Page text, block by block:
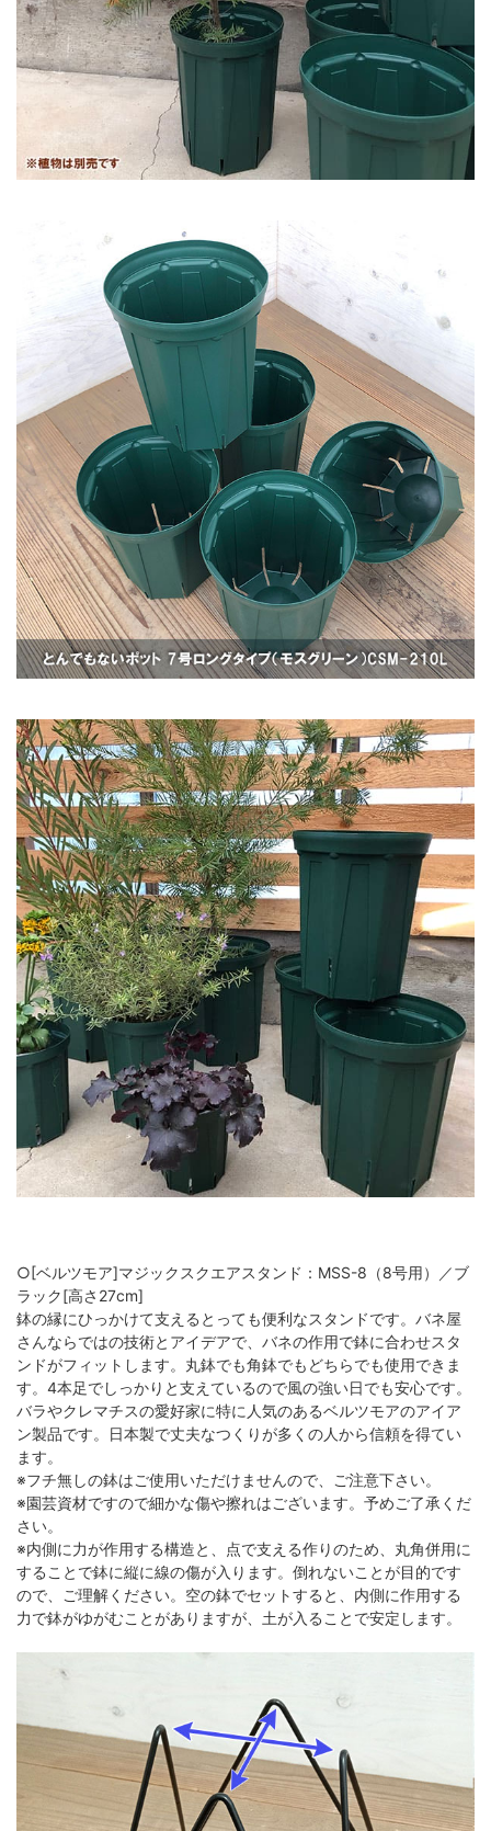
○[ベルツモア]マジックスクエアスタンド：MSS-8（8号用）／ブ
ラック[高さ27cm]
鉢の縁にひっかけて支えるとっても便利なスタンドです。バネ屋
さんならではの技術とアイデアで、バネの作用で鉢に合わせスタ
ンドがフィットします。丸鉢でも角鉢でもどちらでも使用できま
す。4本足でしっかりと支えているので風の強い日でも安心です。
バラやクレマチスの愛好家に特に人気のあるベルツモアのアイア
ン製品です。日本製で丈夫なつくりが多くの人から信頼を得てい
ます。
※フチ無しの鉢はご使用いただけませんので、ご注意下さい。
※園芸資材ですので細かな傷や擦れはございます。予めご了承くだ
さい。
※内側に力が作用する構造と、点で支える作りのため、丸角併用に
することで鉢に縦に線の傷が入ります。倒れないことが目的です
ので、ご理解ください。空の鉢でセットすると、内側に作用する
力で鉢がゆがむことがありますが、土が入ることで安定します。